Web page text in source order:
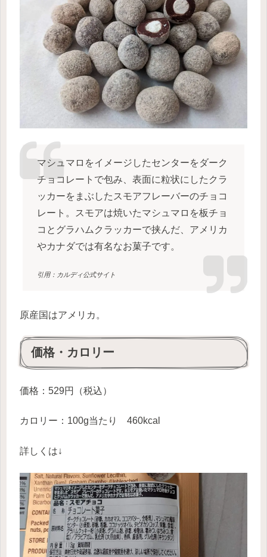
マシュマロをイメージしたセンターをダーク
チョコレートで包み、表面に粒状にしたクラ
ッカーをまぶしたスモアフレーバーのチョコ
レート。スモアは焼いたマシュマロを板チョ
コとグラハムクラッカーで挟んだ、アメリカ
やカナダでは有名なお菓子です。
引用：カルディ公式サイト
原産国はアメリカ。
価格・カロリー
価格：529円（税込）
カロリー：100g当たり 460kcal
詳しくは↓